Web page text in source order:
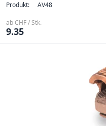
Produkt: AV48
ab CHF / Stk.
9.35